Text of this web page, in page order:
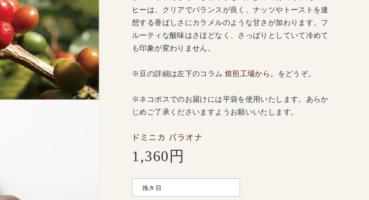
ヒーは、クリアでバランスが良く、ナッツやトーストを連
想する香ばしさにカラメルのような甘さが加わります。フ
ルーティな酸味はさほどなく、さっぱりとしていて冷めて
も印象が変わりません。
※豆の詳細は左下のコラム 焙煎工場から。 をどうぞ。
※ネコポスでのお届けには平袋を使用いたします。あらか
じめご了承くださいますようお願いいたします。
ドミニカ バラオナ
1,360円